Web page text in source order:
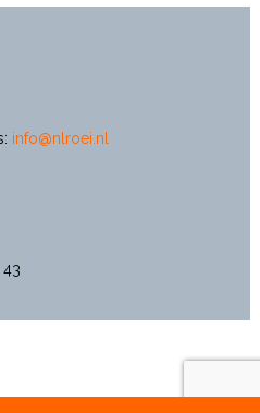
info@nlroei.nl